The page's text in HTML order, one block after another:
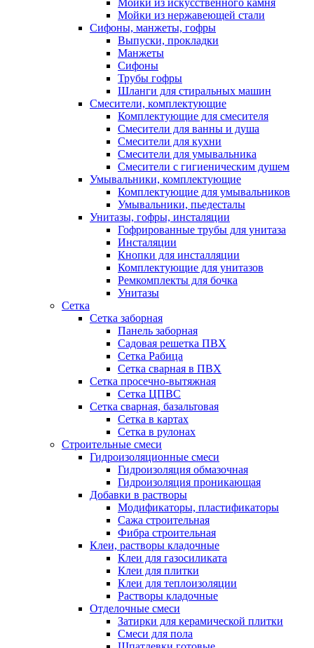
Мойки из искусственного камня
Мойки из нержавеющей стали
Сифоны, манжеты, гофры
Выпуски, прокладки
Манжеты
Сифоны
Трубы гофры
Шланги для стиральных машин
Смесители, комплектующие
Комплектующие для смесителя
Смесители для ванны и душа
Смесители для кухни
Смесители для умывальника
Смесители с гигиеническим душем
Умывальники, комплектующие
Комплектующие для умывальников
Умывальники, пьедесталы
Унитазы, гофры, инсталяции
Гофрированные трубы для унитаза
Инсталяции
Кнопки для инсталляции
Комплектующие для унитазов
Ремкомплекты для бочка
Унитазы
Сетка
Сетка заборная
Панель заборная
Садовая решетка ПВХ
Сетка Рабица
Сетка сварная в ПВХ
Сетка просечно-вытяжная
Сетка ЦПВС
Сетка сварная, базальтовая
Сетка в картах
Сетка в рулонах
Строительные смеси
Гидроизоляционные смеси
Гидроизоляция обмазочная
Гидроизоляция проникающая
Добавки в растворы
Модификаторы, пластификаторы
Сажа строительная
Фибра строительная
Клеи, растворы кладочные
Клеи для газосиликата
Клеи для плитки
Клеи для теплоизоляции
Растворы кладочные
Отделочные смеси
Затирки для керамической плитки
Смеси для пола